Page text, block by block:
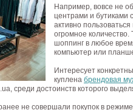
Например, вовсе не
центрами и бутиками
активно
огромное количество.
шоппинг в любое
компьютер или
Интересует
куплена брендовая
среди достоинств которого
не совершали покупок в